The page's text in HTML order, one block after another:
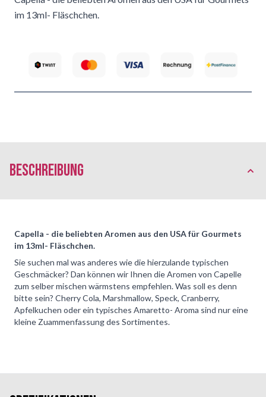
im 13ml- Fläschchen.
Beschreibung
Capella - die beliebten Aromen aus den USA für Gourmets
im 13ml- Fläschchen.
Sie suchen mal was anderes wie die hierzulande typischen
Geschmäcker? Dan können wir Ihnen die Aromen von Capelle
zum selber mischen wärmstens empfehlen. Was soll es denn
bitte sein? Cherry Cola, Marshmallow, Speck, Cranberry,
Apfelkuchen oder ein typisches Amaretto- Aroma sind nur eine
kleine Zuammenfassung des Sortimentes.